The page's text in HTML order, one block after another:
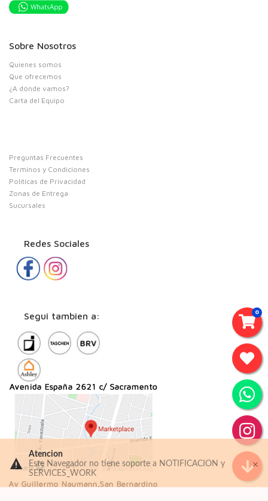
Sobre Nosotros
Quienes somos
Que ofrecemos
¿A dónde vamos?
Carta del Equipo
Preguntas Frecuentes
Terminos y Condiciones
Politicas de Privacidad
Zonas de Entrega
Sucursales
Redes Sociales
Segui tambien a: 0